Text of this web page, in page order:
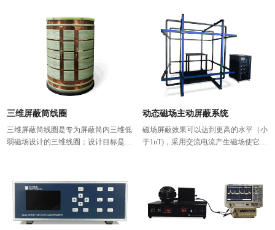
逸出功。主要用于研究阴极材料热电子
发射特性及材料表面物理性质。
场数字显示。
三维屏蔽筒线圈
三维屏蔽筒线圈是专为屏蔽筒内三维低
弱磁场设计的三维线圈；设计目标是用
成，其中轴向为四线圈结构，径向为两
组马鞍形线圈，形成一组三维线圈，并
可附加一阶梯度、二阶梯度组合线圈。
动态磁场主动屏蔽系统
磁场屏蔽效果可以达到更高的水平（小
于1nT)，采用交流电流产生磁场使它具
（0-100000nT)磁场的范围内，三分量
X,Y,Z的磁场产生可以精确到1nT，调节
步进也可精确到1nT，使科研,军工,医疗